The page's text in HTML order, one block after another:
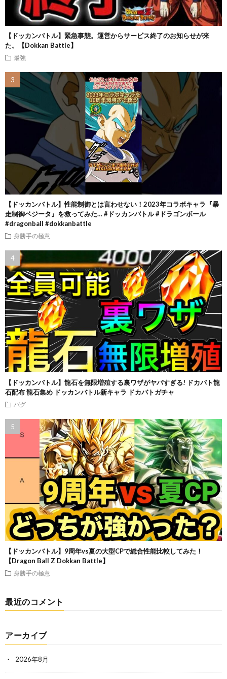
【ドッカンバトル】緊急事態。運営からサービス終了のお知らせが来
た。【Dokkan Battle】
最強
【ドッカンバトル】性能制御とは言わせない！2023年コラボキャラ『暴
走制御ベジータ』を救ってみた… #ドッカンバトル #ドラゴンボール
#dragonball #dokkanbattle
身勝手の極意
【ドッカンバトル】龍石を無限増殖する裏ワザがヤバすぎる! ドカバト龍
石配布 龍石集め ドッカンバトル新キャラ ドカバトガチャ
バグ
【ドッカンバトル】9周年vs夏の大型CPで総合性能比較してみた！
【Dragon Ball Z Dokkan Battle】
身勝手の極意
最近のコメント
アーカイブ
2026年8月